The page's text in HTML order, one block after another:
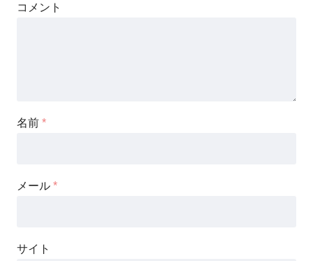
コメント
名前 *
メール *
サイト